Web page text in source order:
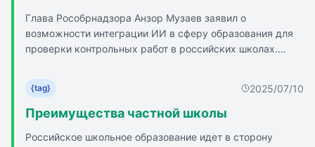
школ. Акция проводится ежегодно в 10 регионах России
по инициативе Рособрнадзора.
Глава Рособрнадзора Анзор Музаев заявил о
возможности интеграции ИИ в сферу образования для
проверки контрольных работ в российских школах.
`Яндексом`. Музаев подчеркнул необходимость долгой
апробации и постепенного внедрения подобных
технологий для доверия к ним со стороны учителей и
частично легализовать технологии ИИ в сфере
{tag} 2025/07/10
Преимущества частной школы
Российское школьное образование идет в сторону